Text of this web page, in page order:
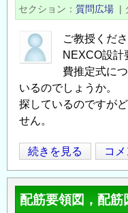
主
鉄
筋
部
材
種
に
つ
い
て
セクション 質問広場 |
ご教授くだ
NEXCO設計
費推定式に
いるのでしょうか。
探しているのですが
せん。
橋
台
工
事
続きを見る コ
配筋要領図，配筋